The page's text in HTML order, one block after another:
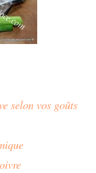
selon vos goûts